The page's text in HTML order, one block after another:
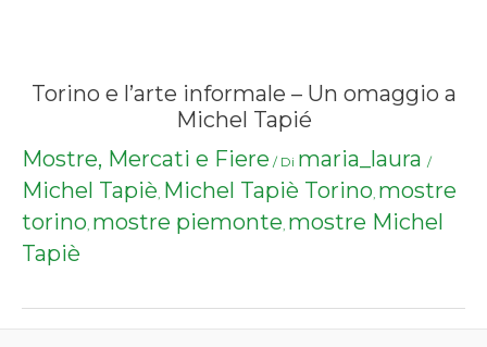
Torino e l’arte informale – Un omaggio a
Michel Tapié
Mostre, Mercati e Fiere / Di maria_laura /
Michel Tapiè, Michel Tapiè Torino, mostre
torino, mostre piemonte, mostre Michel
Tapiè